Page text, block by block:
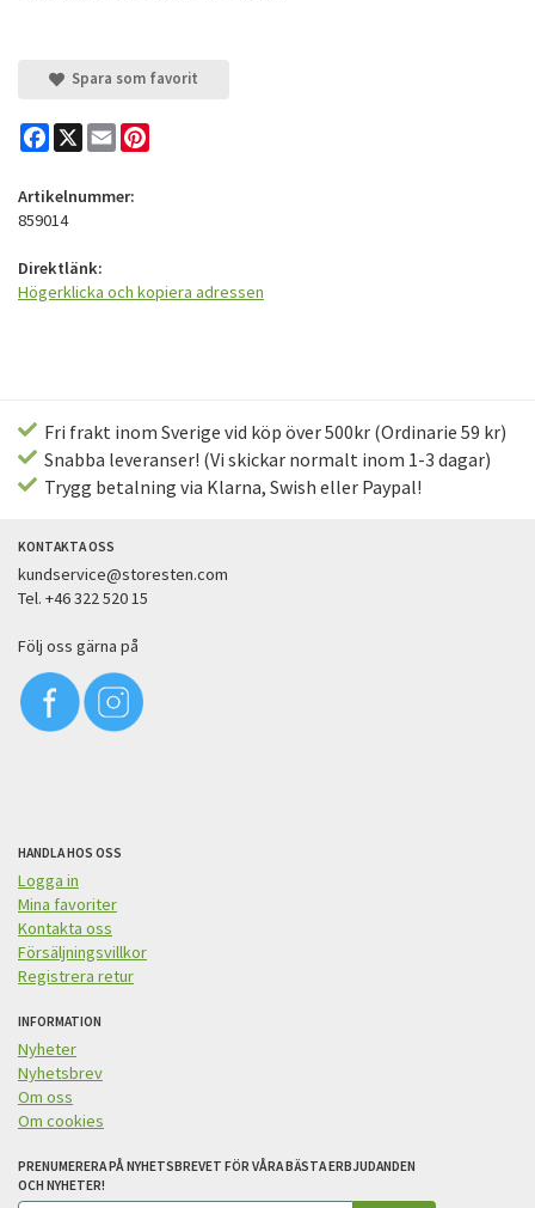
Spara som favorit
Facebook
X Email
Artikelnummer:
859014
Direktlänk:
Högerklicka och kopiera adressen
Fri frakt inom Sverige vid köp över 500kr (Ordinarie 59 kr)
Snabba leveranser! (Vi skickar normalt inom 1-3 dagar)
Trygg betalning via Klarna, Swish eller Paypal!
KONTAKTA OSS
kundservice@storesten.com
Tel. +46 322 520 15
Följ oss gärna på
HANDLA HOS OSS
Logga in
Mina favoriter
Kontakta oss
Försäljningsvillkor
Registrera retur
INFORMATION
Nyheter
Nyhetsbrev
Om oss
Om cookies
PRENUMERERA PÅ NYHETSBREVET FÖR VÅRA BÄSTA ERBJUDANDEN
OCH NYHETER!